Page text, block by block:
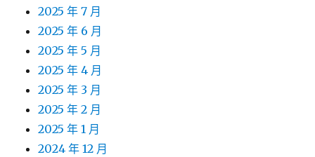
2025 年 7 月
2025 年 6 月
2025 年 5 月
2025 年 4 月
2025 年 3 月
2025 年 2 月
2025 年 1 月
2024 年 12 月